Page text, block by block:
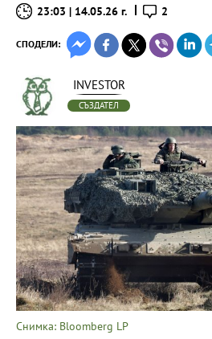
23:03 | 14.05.26 г. 2
СПОДЕЛИ:
INVESTOR
СЪЗДАТЕЛ
Снимка: Bloomberg LP